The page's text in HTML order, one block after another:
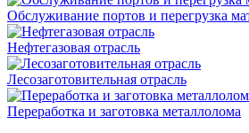
Обслуживание портов и перегрузка
Нефтегазовая отрасль
Лесозаготовительная отрасль
Переработка и заготовка металлолома